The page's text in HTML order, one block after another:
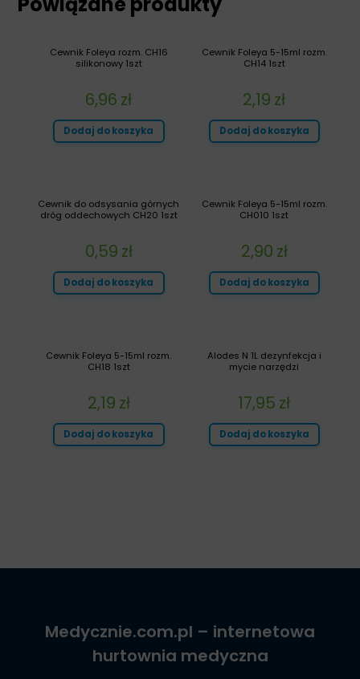
Cewnik Foleya 5-15ml rozm.
CH14 1szt
2,19 zł
Dodaj do koszyka
Cewnik Foleya rozm. CH16
silikonowy 1szt
6,96 zł
Dodaj do koszyka
Cewnik Foleya 5-15ml rozm.
CH010 1szt
2,90 zł
Dodaj do koszyka
Cewnik do odsysania górnych
dróg oddechowych CH20 1szt
0,59 zł
Dodaj do koszyka
Alodes N 1L dezynfekcja i
mycie narzędzi
17,95 zł
Dodaj do koszyka
Cewnik Foleya 5-15ml rozm.
CH18 1szt
2,19 zł
Dodaj do koszyka
Medycznie.com.pl – internetowa
hurtownia medyczna